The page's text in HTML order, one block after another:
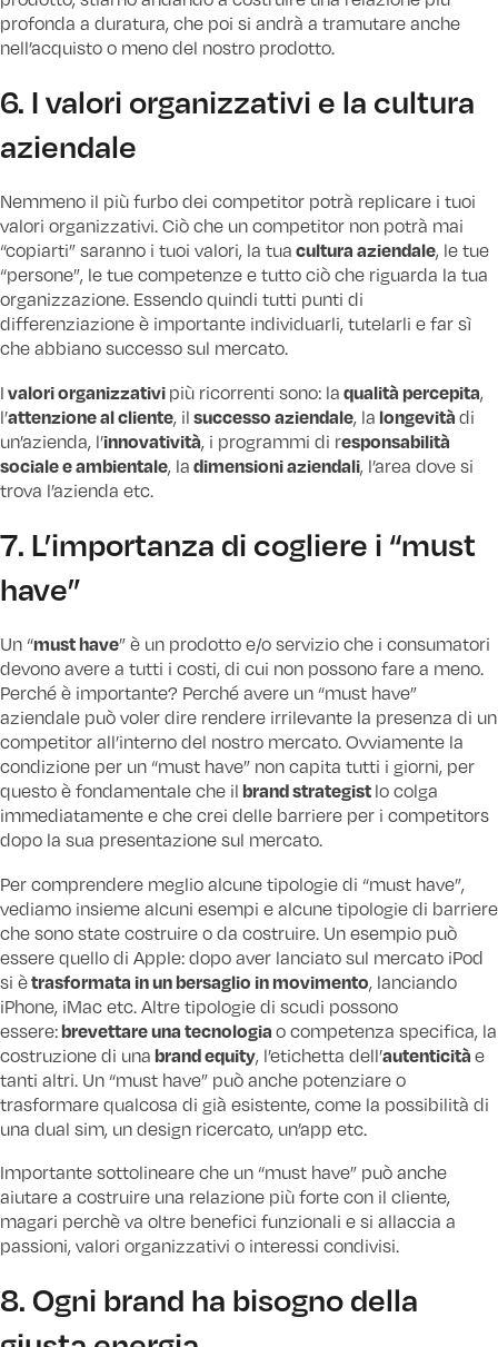
profonda a duratura, che poi si andrà a tramutare anche
nell’acquisto o meno del nostro prodotto.
6. I valori organizzativi e la cultura
aziendale
Nemmeno il più furbo dei competitor potrà replicare i tuoi
valori organizzativi. Ciò che un competitor non potrà mai
“copiarti” saranno i tuoi valori, la tua cultura aziendale, le tue
“persone”, le tue competenze e tutto ciò che riguarda la tua
organizzazione. Essendo quindi tutti punti di
differenziazione è importante individuarli, tutelarli e far sì
che abbiano successo sul mercato.
I valori organizzativi più ricorrenti sono: la qualità percepita,
l’attenzione al cliente, il successo aziendale, la longevità di
un’azienda, l’innovatività, i programmi di responsabilità
sociale e ambientale, la dimensioni aziendali, l’area dove si
trova l’azienda etc.
7. L’importanza di cogliere i “must
have”
Un “must have” è un prodotto e/o servizio che i consumatori
devono avere a tutti i costi, di cui non possono fare a meno.
Perché è importante? Perché avere un “must have”
aziendale può voler dire rendere irrilevante la presenza di un
competitor all’interno del nostro mercato. Ovviamente la
condizione per un “must have” non capita tutti i giorni, per
questo è fondamentale che il brand strategist lo colga
immediatamente e che crei delle barriere per i competitors
dopo la sua presentazione sul mercato.
Per comprendere meglio alcune tipologie di “must have”,
vediamo insieme alcuni esempi e alcune tipologie di barriere
che sono state costruire o da costruire. Un esempio può
essere quello di Apple: dopo aver lanciato sul mercato iPod
si ètrasformata in un bersaglioin movimento, lanciando
iPhone, iMac etc. Altre tipologie di scudi possono
essere:brevettare una tecnologia o competenza specifica, la
costruzione di una brand equity, l’etichetta dell’autenticità e
tanti altri. Un “must have” può anche potenziare o
trasformare qualcosa di già esistente, come la possibilità di
una dual sim, un design ricercato, un’app etc.
Importante sottolineare che un “must have” può anche
aiutare a costruire una relazione più forte con il cliente,
magari perchè va oltre benefici funzionali e si allaccia a
passioni, valori organizzativi o interessi condivisi.
8. Ogni brand ha bisogno della